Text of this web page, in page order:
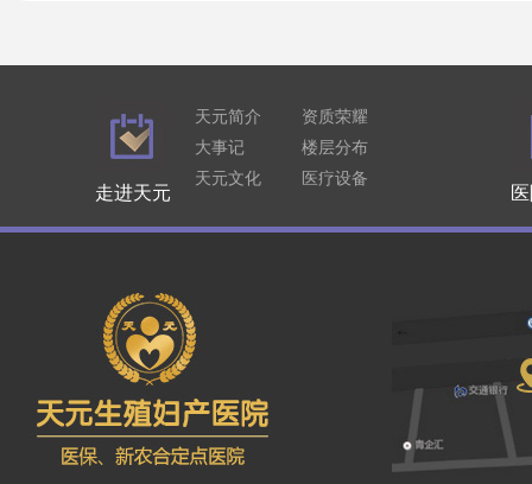
走进天元
天元简介
资质荣耀
大事记
楼层分布
天元文化
医疗设备